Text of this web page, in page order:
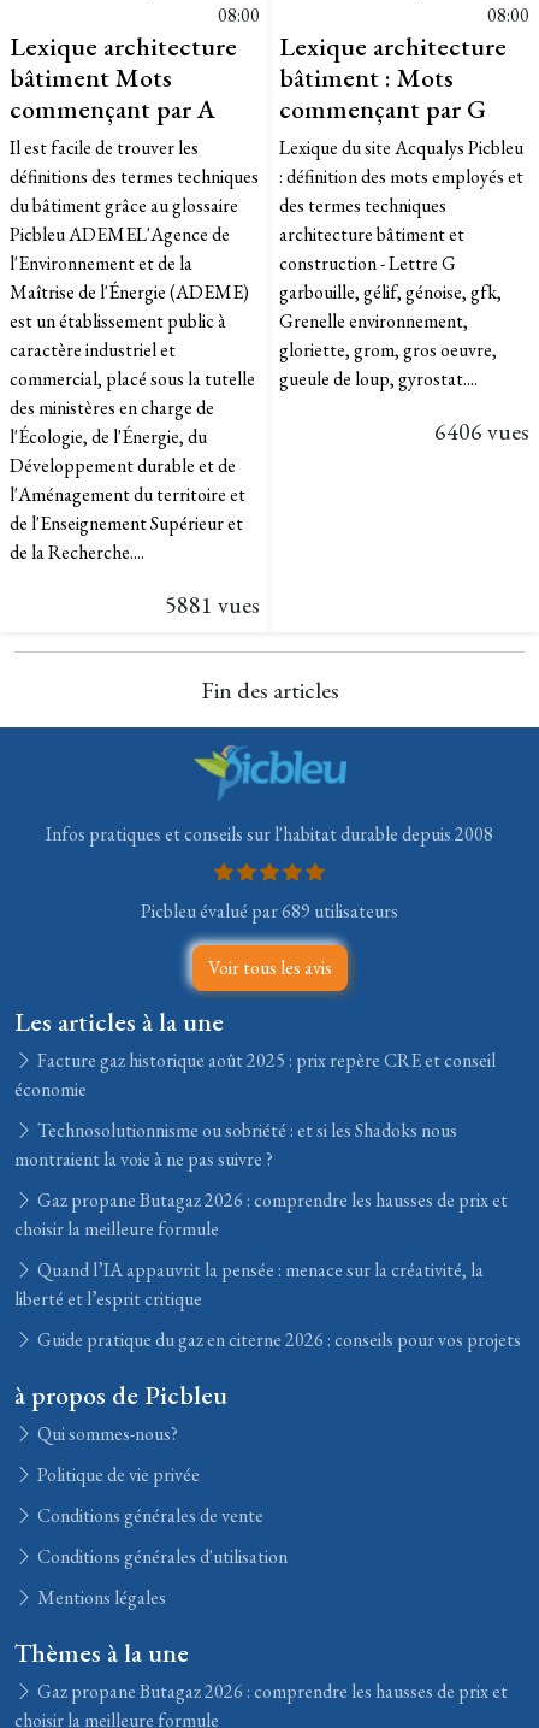
08:00
Lexique architecture
bâtiment Mots
commençant par A
Il est facile de trouver les
définitions des termes techniques
du bâtiment grâce au glossaire
Picbleu ADEMEL'Agence de
l'Environnement et de la
Maîtrise de l'Énergie (ADEME)
est un établissement public à
caractère industriel et
commercial, placé sous la tutelle
des ministères en charge de
l'Écologie, de l'Énergie, du
Développement durable et de
l'Aménagement du territoire et
de l'Enseignement Supérieur et
de la Recherche....
5881 vues
08:00
Lexique architecture
bâtiment : Mots
commençant par G
Lexique du site Acqualys Picbleu
: définition des mots employés et
des termes techniques
architecture bâtiment et
construction - Lettre G
garbouille, gélif, génoise, gfk,
Grenelle environnement,
gloriette, grom, gros oeuvre,
gueule de loup, gyrostat....
6406 vues
Fin des articles
Infos pratiques et conseils sur l'habitat durable depuis 2008
Picbleu évalué par 689 utilisateurs
Voir tous les avis
Les articles à la une
Facture gaz historique août 2025 : prix repère CRE et conseil
économie
Technosolutionnisme ou sobriété : et si les Shadoks nous
montraient la voie à ne pas suivre ?
Gaz propane Butagaz 2026 : comprendre les hausses de prix et
choisir la meilleure formule
Quand l’IA appauvrit la pensée : menace sur la créativité, la
liberté et l’esprit critique
Guide pratique du gaz en citerne 2026 : conseils pour vos projets
à propos de Picbleu
Qui sommes-nous?
Politique de vie privée
Conditions générales de vente
Conditions générales d'utilisation
Mentions légales
Thèmes à la une
Gaz propane Butagaz 2026 : comprendre les hausses de prix et
choisir la meilleure formule